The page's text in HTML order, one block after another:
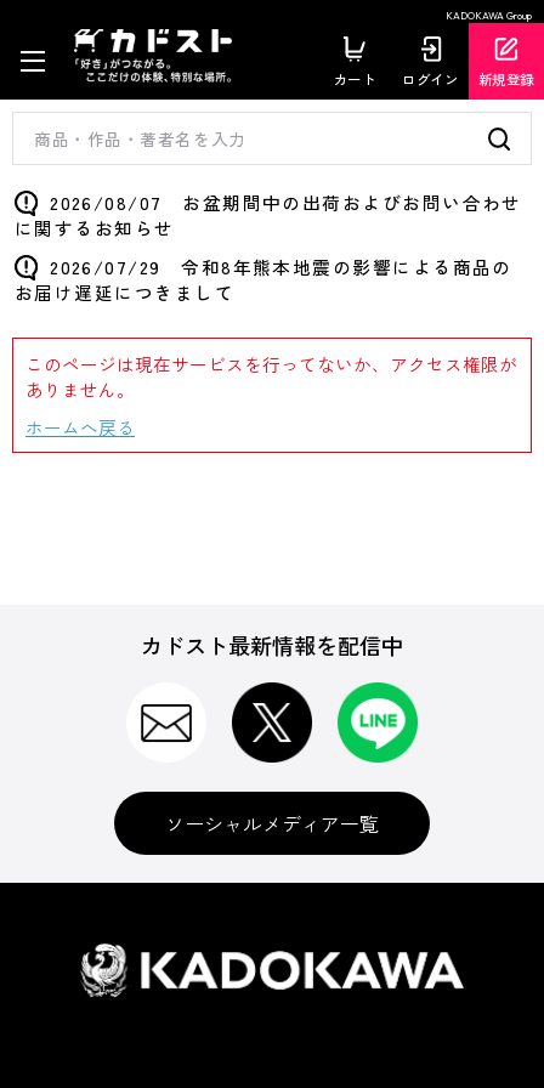
KADOKAWA Group
カート ログイン 新規登録
2026/08/07 お盆期間中の出荷およびお問い合わせ
に関するお知らせ
2026/07/29 令和8年熊本地震の影響による商品の
お届け遅延につきまして
このページは現在サービスを行ってないか、アクセス権限が
ありません。
ホームへ戻る
カドスト最新情報を配信中
ソーシャルメディア一覧